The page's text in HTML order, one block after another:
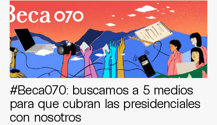
#Beca070: buscamos a 5 medios
para que cubran las presidenciales
con nosotros